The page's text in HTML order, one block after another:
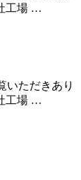
工場 …
いただきあり
工場 …